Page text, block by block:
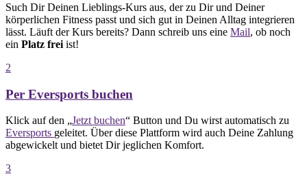
Such Dir Deinen Lieblings-Kurs aus, der zu Dir und Deiner
körperlichen Fitness passt und sich gut in Deinen Alltag integrieren
lässt. Läuft der Kurs bereits? Dann schreib uns eine Mail, ob noch
ein Platz frei ist!
2
Per Eversports buchen​
Klick auf den „Jetzt buchen“ Button und Du wirst automatisch zu
Eversports geleitet. Über diese Plattform wird auch Deine Zahlung
abgewickelt und bietet Dir jeglichen Komfort.
3